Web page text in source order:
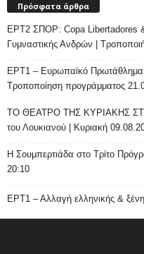
Πρόσφατα άρθρα
ΕΡΤ2 ΣΠΟΡ: Copa Libertadores
Γυμναστικής Ανδρών |
ΕΡΤ1 – Ευρωπαϊκό Πρωτάθλημα
Τροποποίηση προγράμματος
ΤΟ ΘΕΑΤΡΟ ΤΗΣ ΚΥΡΙΑΚΗΣ
του Λουκιανού | Κυριακή
H Σουμπερτιάδα στο Τρίτο
20:10
ΕΡΤ1 – Αλλαγή ελληνικής &